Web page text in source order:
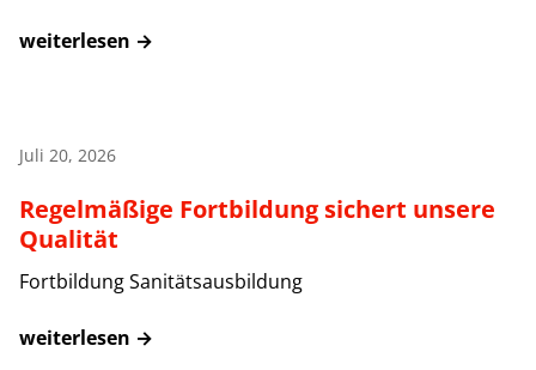
weiterlesen →
Juli 20, 2026
Regelmäßige Fortbildung sichert unsere
Qualität
Fortbildung Sanitätsausbildung
weiterlesen →